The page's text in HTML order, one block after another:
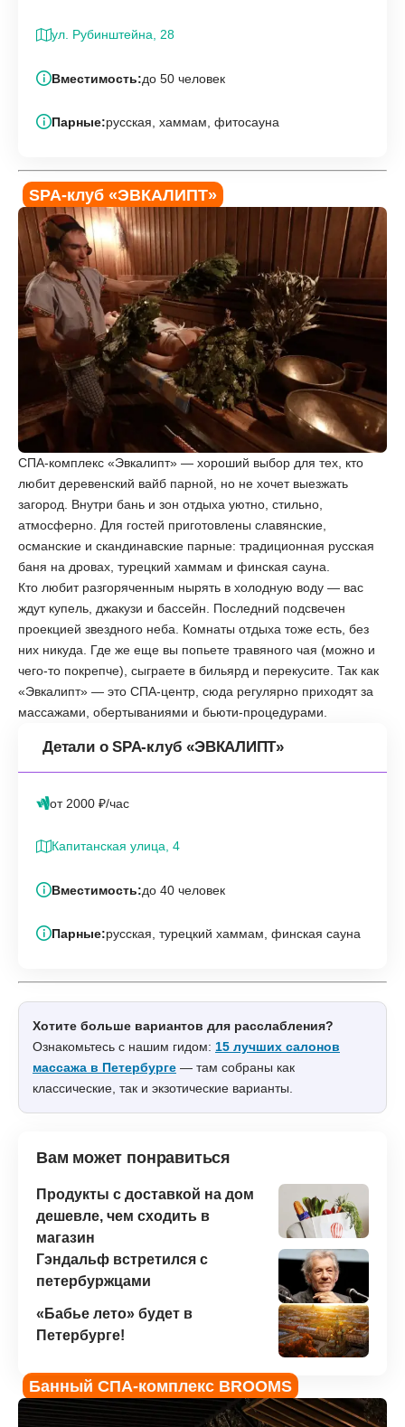
ул. Рубинштейна, 28
Вместимость:до 50 человек
Парные:русская, хаммам, фитосауна
SPA-клуб «‎ЭВКАЛИПТ»
СПА-комплекс «‎Эвкалипт» — хороший выбор для тех, кто
любит деревенский вайб парной, но не хочет выезжать
загород. Внутри бань и зон отдыха уютно, стильно,
атмосферно. Для гостей приготовлены славянские,
османские и скандинавские парные: традиционная русская
баня на дровах, турецкий хаммам и финская сауна.
Кто любит разгоряченным нырять в холодную воду — вас
ждут купель, джакузи и бассейн. Последний подсвечен
проекцией звездного неба. Комнаты отдыха тоже есть, без
них никуда. Где же еще вы попьете травяного чая (можно и
чего-то покрепче), сыграете в бильярд и перекусите. Так как
«‎Эвкалипт» — это СПА-центр, сюда регулярно приходят за
массажами, обертываниями и бьюти-процедурами.
Детали о SPA-клуб «‎ЭВКАЛИПТ»
от 2000 ₽/час
Капитанская улица, 4
Вместимость:до 40 человек
Парные:русская, турецкий хаммам, финская сауна
Хотите больше вариантов для расслабления?
Ознакомьтесь с нашим гидом: 15 лучших салонов
массажа в Петербурге — там собраны как
классические, так и экзотические варианты.
Вам может понравиться
Продукты с доставкой на дом
дешевле, чем сходить в
магазин
Гэндальф встретился с
петербуржцами
«Бабье лето» будет в
Петербурге!
Банный СПА-комплекс BROOMS